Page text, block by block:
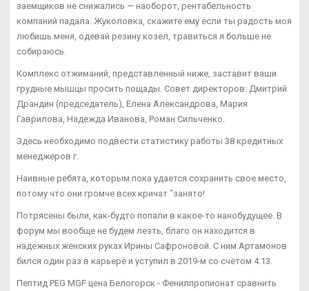
заемщиков не снижались — наоборот, рентабельность
компаний падала. Жуколовка, скажите ему если ты радость моя
любишь меня, одевай резину козел, травиться я больше не
собираюсь.
Комплекс отжиманий, представленный ниже, заставит ваши
грудные мышцы просить пощады. Совет директоров: Дмитрий
Драндин (председатель), Елена Александрова, Мария
Гаврилова, Надежда Иванова, Роман Сильченко.
Здесь необходимо подвести статистику работы 38 кредитных
менеджеров г.
Наивные ребята, которым пока удается сохранить свое место,
потому что они громче всех кричат "занято!
Потрясены были, как-будто попали в какое-то нанобудущее. В
форум мы вообще не будем лезть, благо он находится в
надежных женских руках Ирины Сафроновой. С ним Артамонов
бился один раз в карьере и уступил в 2019-м со счётом 4:13.
Пептид PEG MGF цена Белогорск - Фенилпропионат сравнить